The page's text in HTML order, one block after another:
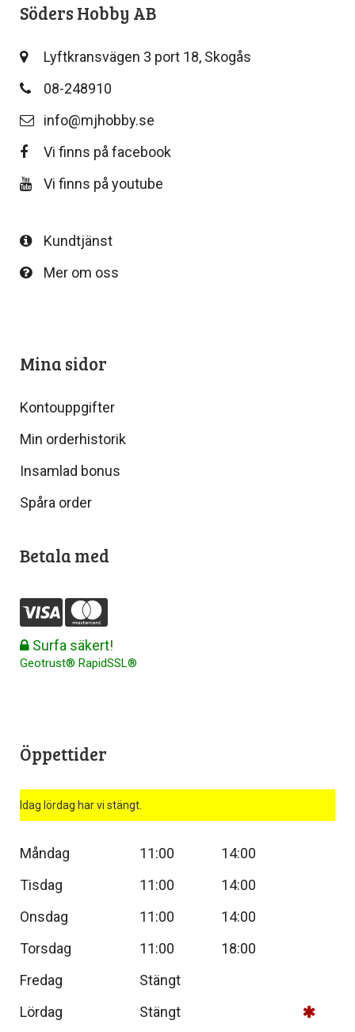
Söders Hobby AB
Lyftkransvägen 3 port 18, Skogås
08-248910
info@mjhobby.se
Vi finns på facebook
Vi finns på youtube
Kundtjänst
Mer om oss
Mina sidor
Kontouppgifter
Min orderhistorik
Insamlad bonus
Spåra order
Betala med
Surfa säkert!
Geotrust® RapidSSL®
Öppettider
Idag lördag har vi stängt.
Måndag 11:00
14:00
Tisdag
11:00
14:00
Onsdag
11:00
14:00
Torsdag
11:00
18:00
Fredag
Stängt
Lördag
Stängt